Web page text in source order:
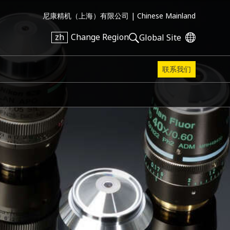
尼康精机（上海）有限公司 | Chinese Mainland
zh Change Region Global Site
联系我们